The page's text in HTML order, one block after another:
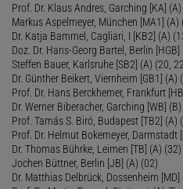
Prof. Dr. Klaus Andres, Garching [KA]
Markus Aspelmeyer, München [MA1] (A)
Dr. Katja Bammel, Cagliari, I [KB2] (A)
Doz. Dr. Hans-Georg Bartel, Berlin [HGB]
Steffen Bauer, Karlsruhe [SB2] (A) (20,
Dr. Günther Beikert, Viernheim [GB1] (A)
Prof. Dr. Hans Berckhemer, Frankfurt
Dr. Werner Biberacher, Garching [WB]
Prof. Tamás S. Biró, Budapest [TB2] (A)
Prof. Dr. Helmut Bokemeyer, Darmstadt
Dr. Thomas Bührke, Leimen [TB] (A) (32)
Jochen Büttner, Berlin [JB] (A) (02)
Dr. Matthias Delbrück, Dossenheim